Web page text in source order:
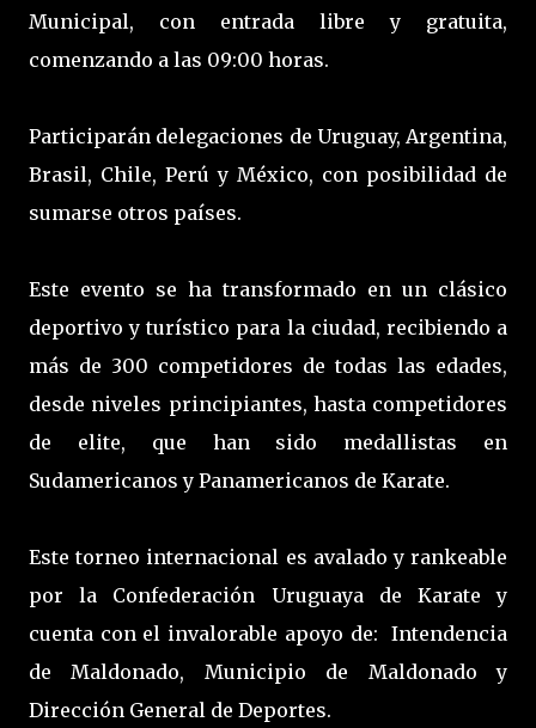
Municipal, con entrada libre y gratuita,
comenzando a las 09:00 horas.
Participarán delegaciones de Uruguay, Argentina,
Brasil, Chile, Perú y México, con posibilidad de
sumarse otros países.
Este evento se ha transformado en un clásico
deportivo y turístico para la ciudad, recibiendo a
más de 300 competidores de todas las edades,
desde niveles principiantes, hasta competidores
de elite, que han sido medallistas en
Sudamericanos y Panamericanos de Karate.
Este torneo internacional es avalado y rankeable
por la Confederación Uruguaya de Karate y
cuenta con el invalorable apoyo de: Intendencia
de Maldonado, Municipio de Maldonado y
Dirección General de Deportes.